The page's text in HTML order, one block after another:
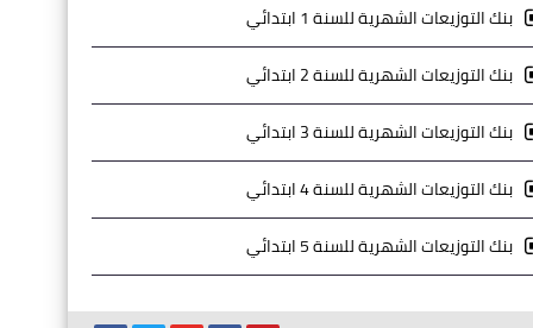
بنك التوزيعات الشهرية للسنة 1 ابتدائي
بنك التوزيعات الشهرية للسنة 2 ابتدائي
بنك التوزيعات الشهرية للسنة 3 ابتدائي
بنك التوزيعات الشهرية للسنة 4 ابتدائي
بنك التوزيعات الشهرية للسنة 5 ابتدائي